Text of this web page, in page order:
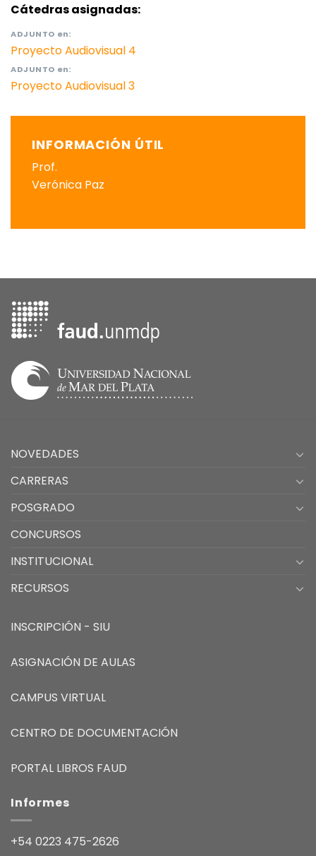
Cátedras asignadas:
ADJUNTO en:
Proyecto Audiovisual 4
ADJUNTO en:
Proyecto Audiovisual 3
INFORMACIÓN ÚTIL
Prof.
Verónica Paz
NOVEDADES
CARRERAS
POSGRADO
CONCURSOS
INSTITUCIONAL
RECURSOS
INSCRIPCIÓN - SIU
ASIGNACIÓN DE AULAS
CAMPUS VIRTUAL
CENTRO DE DOCUMENTACIÓN
PORTAL LIBROS FAUD
Informes
+54 0223 475-2626